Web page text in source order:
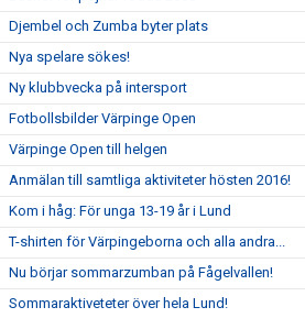
Djembel och Zumba byter plats
Nya spelare sökes!
Ny klubbvecka på intersport
Fotbollsbilder Värpinge Open
Värpinge Open till helgen
Anmälan till samtliga aktiviteter hösten 2016!
Kom i håg: För unga 13-19 år i Lund
T-shirten för Värpingeborna och alla andra...
Nu börjar sommarzumban på Fågelvallen!
Sommaraktiveteter över hela Lund!